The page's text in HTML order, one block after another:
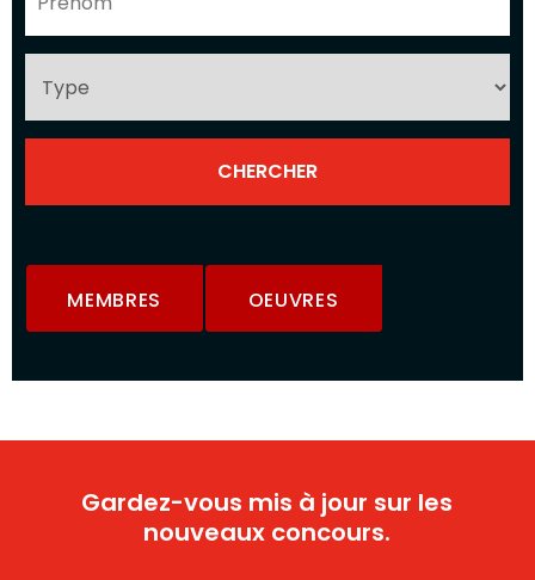
MEMBRES OEUVRES
Gardez-vous mis à jour sur les
nouveaux concours.